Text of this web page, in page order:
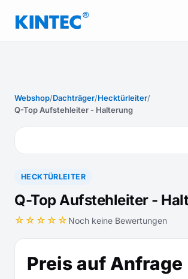
Webshop/Dachträger/Hecktürleiter/
Q-Top Aufstehleiter - Halterung
HECKTÜRLEITER
Q-Top Aufstehleiter -
☆☆☆☆☆ Noch keine Bewertungen
Preis auf Anfrage